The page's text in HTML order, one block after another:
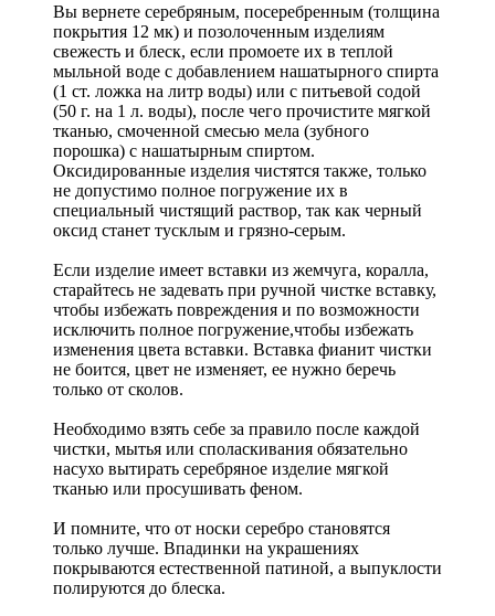
Вы вернете серебряным, посеребренным (толщина
покрытия 12 мк) и позолоченным изделиям
свежесть и блеск, если промоете их в теплой
мыльной воде с добавлением нашатырного спирта
(1 ст. ложка на литр воды) или с питьевой содой
(50 г. на 1 л. воды), после чего прочистите мягкой
тканью, смоченной смесью мела (зубного
порошка) с нашатырным спиртом.
Оксидированные изделия чистятся также, только
не допустимо полное погружение их в
специальный чистящий раствор, так как черный
оксид станет тусклым и грязно-серым.
Если изделие имеет вставки из жемчуга, коралла,
старайтесь не задевать при ручной чистке вставку,
чтобы избежать повреждения и по возможности
исключить полное погружение,чтобы избежать
изменения цвета вставки. Вставка фианит чистки
не боится, цвет не изменяет, ее нужно беречь
только от сколов.
Необходимо взять себе за правило после каждой
чистки, мытья или споласкивания обязательно
насухо вытирать серебряное изделие мягкой
тканью или просушивать феном.
И помните, что от носки серебро становятся
только лучше. Впадинки на украшениях
покрываются естественной патиной, а выпуклости
полируются до блеска.